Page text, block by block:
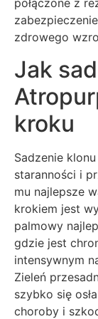
połączone z
zdrowego
Jak
kroku
Sadzenie
staranności i
mu najlepsze
krokiem jest
palmowy
gdzie jest
intensywnym
Zieleń
szybko się
choroby i